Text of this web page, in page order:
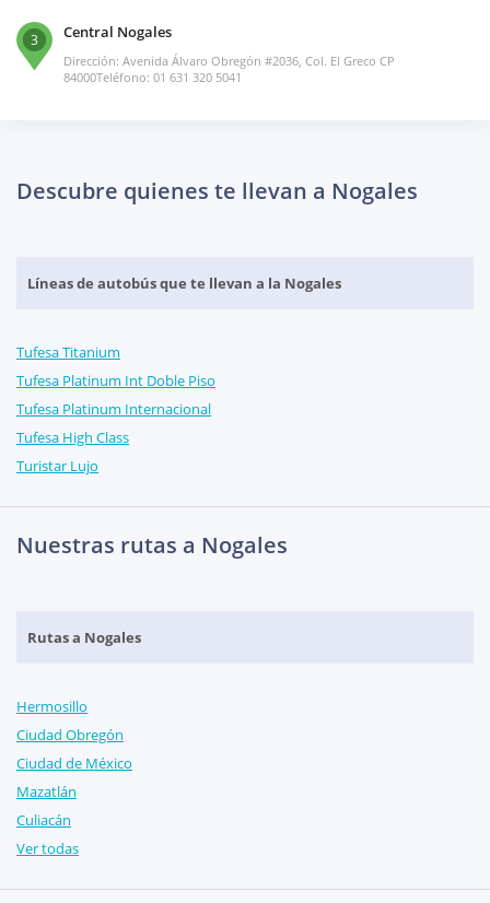
3 Central Nogales
Dirección: Avenida Álvaro Obregón #2036, Col. El Greco CP
84000Teléfono: 01 631 320 5041
Descubre quienes te llevan a Nogales
Líneas de autobús que te llevan a la Nogales
Tufesa Titanium
Tufesa Platinum Int Doble Piso
Tufesa Platinum Internacional
Tufesa High Class
Turistar Lujo
Nuestras rutas a Nogales
Rutas a Nogales
Hermosillo
Ciudad Obregón
Ciudad de México
Mazatlán
Culiacán
Ver todas